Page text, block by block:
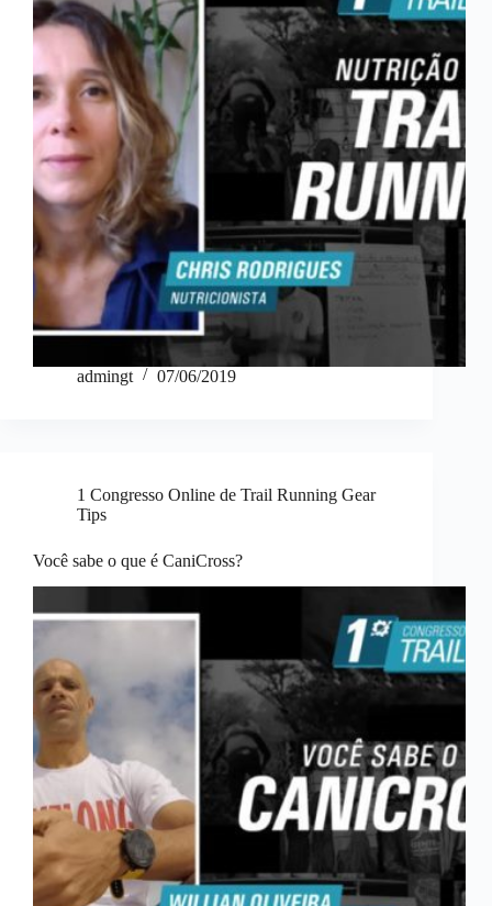
admingt 07/06/2019
1 Congresso Online de Trail Running Gear
Tips
Você sabe o que é CaniCross?